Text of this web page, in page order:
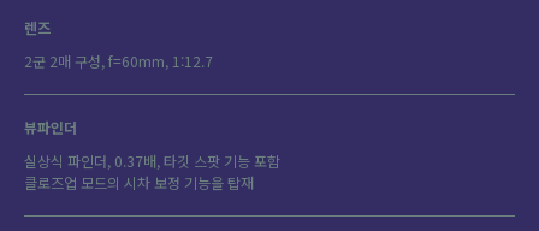
렌즈
2군 2매 구성, f=60mm, 1:12.7
뷰파인더
실상식 파인더, 0.37배, 타깃 스팟 기능 포함
클로즈업 모드의 시차 보정 기능을 탑재